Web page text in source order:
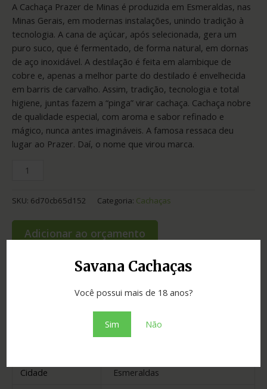
Savana Cachaças
Você possui mais de 18 anos?
Sim Não
A Cachaça Prazer de Minas é produzida em Esmeraldas, nas
Minas Gerais, em modernas instalações, unindo tradição à
tecnologia. A cana de açúcar, após selecionada, gera um
puro suco, que é fermentado, de forma natural, em dornas
de aço inoxidável. A destilação é feita em alambique de
cobre e, apenas a melhor parte do destilado é envelhecida
em barris de carvalho. Assim, tradição, tecnologia e total
higiene, juntas fazem a “pinga” virar cachaça. Cachaça nobre
de qualidade especial, com aroma e sabor refinado e
mágico, nunca antes imagináveis. A famosa ressaca deu
lugar ao Prazer. Daí, o nome que virou marca.
SKU: 6d70cb65d152 Categoria: Cachaças
Adicionar ao orçamento
Informação adicional
39.00
Cidade
Esmeraldas